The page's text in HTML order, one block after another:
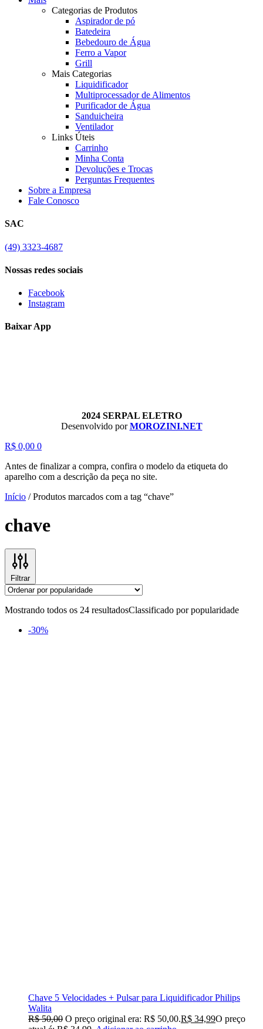
Categorias de Produtos
Aspirador de pó
Batedeira
Bebedouro de Água
Ferro a Vapor
Grill
Mais Categorias
Liquidificador
Multiprocessador de Alimentos
Purificador de Água
Sanduicheira
Ventilador
Links Úteis
Carrinho
Minha Conta
Devoluções e Trocas
Perguntas Frequentes
Sobre a Empresa
Fale Conosco
SAC
(49) 3323-4687
Nossas redes sociais
Facebook
Instagram
Baixar App
2024 SERPAL ELETRO
Desenvolvido porMOROZINI.NET
R$ 0,00 0
Antes de finalizar a compra, confira o modelo da etiqueta do
aparelho com a descrição da peça no site.
Início /Produtos marcados com a tag “chave”
chave
Filtrar
Mostrando todos os 24 resultadosClassificado por popularidade
-30%
Chave 5 Velocidades + Pulsar para Liquidificador Philips
Walita
R$50,00 O preço original era: R$ 50,00.R$ 34,99O preço